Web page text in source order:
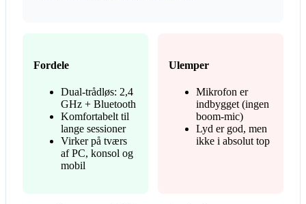
Fordele
Dual-trådløs: 2,4
GHz + Bluetooth
Komfortabelt til
lange sessioner
Virker på tværs
af PC, konsol og
mobil
Ulemper
Mikrofon er
indbygget (ingen
boom-mic)
Lyd er god, men
ikke i absolut top